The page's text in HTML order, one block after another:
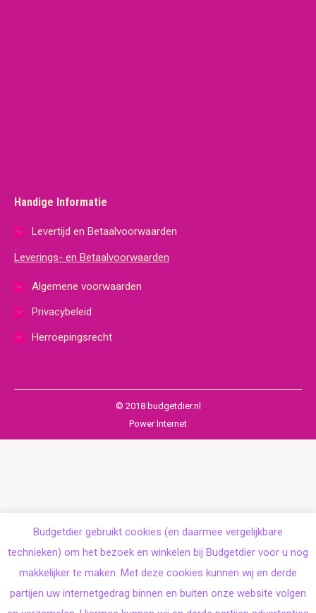
Handige Informatie
Levertijd en Betaalvoorwaarden
Leverings- en Betaalvoorwaarden
Algemene voorwaarden
Privacybeleid
Herroepingsrecht
© 2018 budgetdier.nl
Power Internet
Budgetdier gebruikt cookies (en daarmee vergelijkbare
technieken) om het bezoek en winkelen bij Budgetdier voor u nog
makkelijker te maken. Met deze cookies kunnen wij en derde
partijen uw internetgedrag binnen en buiten onze website volgen